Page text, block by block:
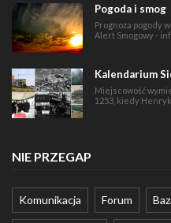
Pogoda i smog
Prognoza pogody
Alert Smogowy -
Kalendarium
Miejscowość
1253, kiedy
NIE PRZEGAP
Komunikacja Forum